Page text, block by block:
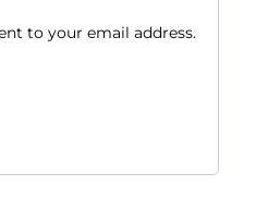
to your email address.